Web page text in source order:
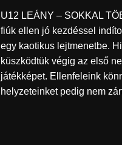
U12 LEÁNY – SOKKAL
fiúk ellen jó kezdéssel
egy kaotikus lejtmenetbe.
küszködtük végig az első
játékképet. Ellenfeleink
helyzeteinket pedig nem